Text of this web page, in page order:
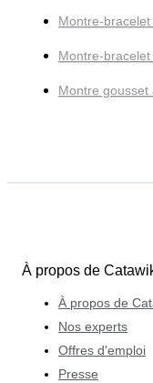
Montre-
Montre-
Montre
À propos de
À propos de
Nos experts
Offres d'emploi
Presse